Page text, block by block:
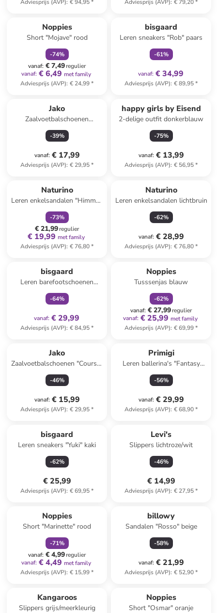
Adviesprijs (AVP): € 94,95* Adviesprijs (AVP): € 79,20*
Noppies
Short "Mojave" rood
-74%
vanaf: € 7,49regulier
vanaf: € 6,49 met family
Adviesprijs (AVP): € 24,99*
bisgaard
Leren sneakers "Rob" paars
-61%
vanaf: € 34,99
Adviesprijs (AVP): € 89,95*
Jako
Zaalvoetbalschoenen
"Finesto" geel
-39%
vanaf: € 17,99
Adviesprijs (AVP): € 29,95*
happy girls by Eisend
2-delige outfit donkerblauw
-75%
vanaf: € 13,99
Adviesprijs (AVP): € 56,95*
Naturino
Leren enkelsandalen "Himmel"
donkerblauw
-73%
€ 21,99regulier
€ 19,99 met family
Adviesprijs (AVP): € 76,80*
Naturino
Leren enkelsandalen lichtbruin
-62%
vanaf: € 28,99
Adviesprijs (AVP): € 76,80*
bisgaard
Leren barefootschoenen
"Ricco" lichtroze
-64%
vanaf: € 29,99
Adviesprijs (AVP): € 84,95*
Noppies
Tusssenjas blauw
-62%
vanaf: € 27,99regulier
vanaf: € 25,99 met family
Adviesprijs (AVP): € 69,99*
Jako
Zaalvoetbalschoenen "Course"
groen/zwart
-46%
vanaf: € 15,99
Adviesprijs (AVP): € 29,95*
Primigi
Leren ballerina's "Fantasy
party" zilverkleurig
-56%
vanaf: € 29,99
Adviesprijs (AVP): € 68,90*
bisgaard
Leren sneakers "Yuki" kaki
-62%
€ 25,99
Adviesprijs (AVP): € 69,95*
Levi's
Slippers lichtroze/wit
-46%
€ 14,99
Adviesprijs (AVP): € 27,95*
Noppies
Short "Marinette" rood
-71%
vanaf: € 4,99regulier
vanaf: € 4,49 met family
Adviesprijs (AVP): € 15,99*
billowy
Sandalen "Rosso" beige
-58%
vanaf: € 21,99
Adviesprijs (AVP): € 52,90*
Kangaroos
Slippers grijs/meerkleurig
Noppies
Short "Osmar" oranje